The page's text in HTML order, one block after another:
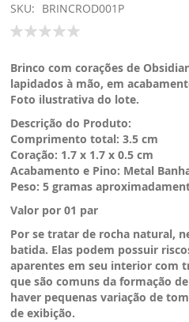
SKU
BRINCROD001P
Classificação:
Brinco com corações de
lapidados à mão,em
Foto ilustrativa do lote.
Descrição do Produto:
Comprimento total: 3.5 cm
Coração: 1.7 x 1.7 x 0.5 cm
Acabamento e Pino: Metal
Peso: 5 gramas
Valor por 01 par
Por se tratar de rocha natural,
batida. Elas podem possuir
aparentes em seu interior com
que são comuns da formação
haver pequenas variação de
de exibição.